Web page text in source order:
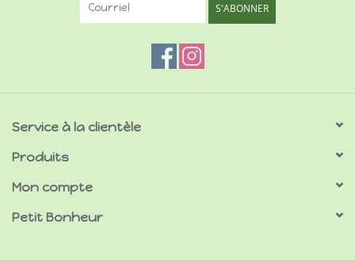
S'ABONNER
Service à la clientèle
Produits
Mon compte
Petit Bonheur